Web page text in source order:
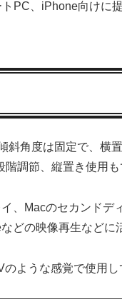
PC、iPhone向けに
斜角度は固定で、横
調節、縦置き使用も
、Macのセカンドデ
どの映像再生などに
ような感覚で使用し